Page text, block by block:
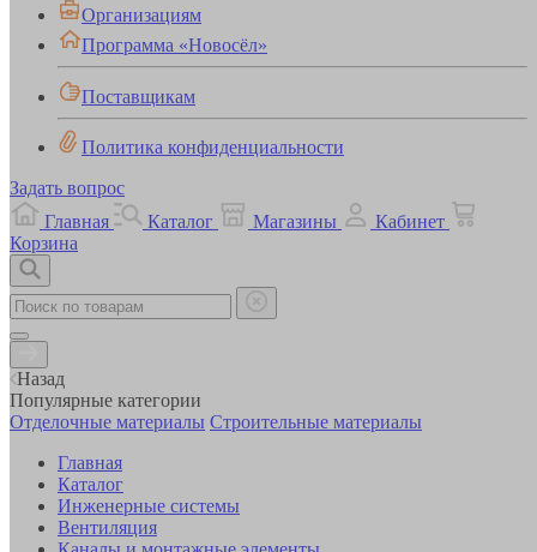
Организациям
Программа «Новосёл»
Поставщикам
Политика конфиденциальности
Задать вопрос
Главная
Каталог Магазины
Кабинет
Корзина
Назад
Популярные категории
Отделочные материалы Строительные материалы
Главная
Каталог
Инженерные системы
Вентиляция